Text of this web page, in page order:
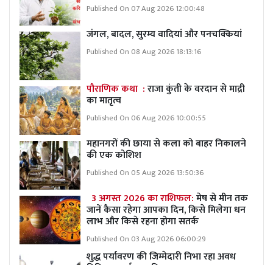
Published On 07 Aug 2026 12:00:48
जंगल, बादल, सुरम्य वादियां और पनचक्कियां
Published On 08 Aug 2026 18:13:16
पौराणिक कथा :राजा कुंती के वरदान से माद्री
का मातृत्व
Published On 06 Aug 2026 10:00:55
महानगरों की छाया से कला को बाहर निकालने
की एक कोशिश
Published On 05 Aug 2026 13:50:36
3 अगस्त 2026 का राशिफल:मेष से मीन तक
जानें कैसा रहेगा आपका दिन, किसे मिलेगा धन
लाभ और किसे रहना होगा सतर्क
Published On 03 Aug 2026 06:00:29
शुद्ध पर्यावरण की जिम्मेदारी निभा रहा अवध